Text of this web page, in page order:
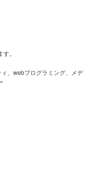
。
、webプログラミング、メデ